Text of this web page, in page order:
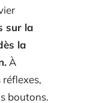
sur la
la
À
boutons.